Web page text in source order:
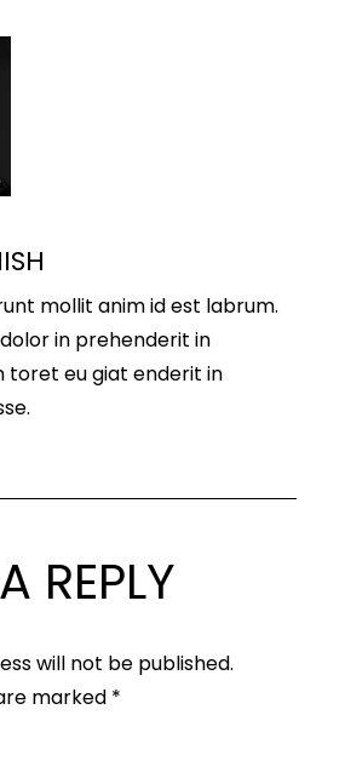
mollit anim id est labrum.
in prehenderit in
toret eu giat enderit in
REPLY
will not be published.
marked *